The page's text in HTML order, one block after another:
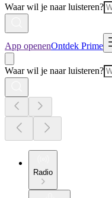
Waar wil je naar luisteren?
App openenOntdek Prime
Waar wil je naar luisteren?
Radio